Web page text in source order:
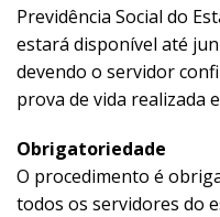
Previdência Social do
estará disponível até
devendo o servidor
prova de vida realizada
Obrigatoriedade
O procedimento é
todos os servidores do